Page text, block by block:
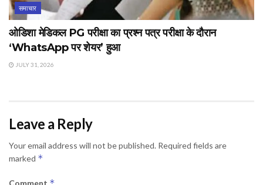
समाचार
ओडिशा मेडिकल PG परीक्षा का प्रश्न पत्र परीक्षा के दौरान
‘WhatsApp पर शेयर’ हुआ
JULY 31, 2026
Leave a Reply
Your email address will not be published. Required fields are
marked *
Comment